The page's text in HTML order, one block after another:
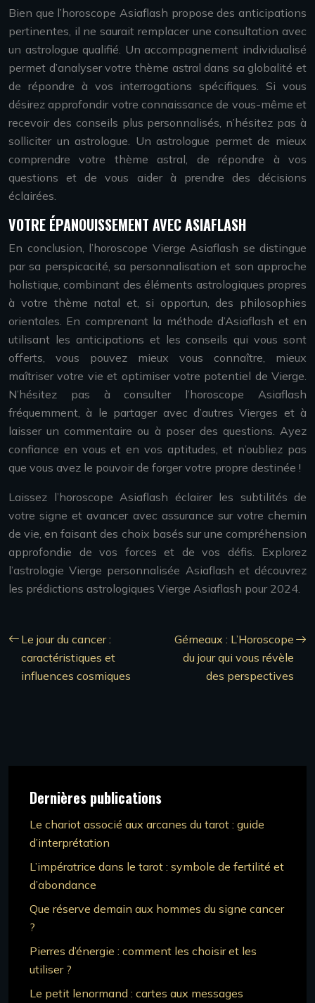
Bien que l’horoscope Asiaflash propose des anticipations
pertinentes, il ne saurait remplacer une consultation avec
un astrologue qualifié. Un accompagnement individualisé
permet d’analyser votre thème astral dans sa globalité et
de répondre à vos interrogations spécifiques. Si vous
désirez approfondir votre connaissance de vous-même et
recevoir des conseils plus personnalisés, n’hésitez pas à
solliciter un astrologue. Un astrologue permet de mieux
comprendre votre thème astral, de répondre à vos
questions et de vous aider à prendre des décisions
éclairées.
VOTRE ÉPANOUISSEMENT AVEC ASIAFLASH
En conclusion, l’horoscope Vierge Asiaflash se distingue
par sa perspicacité, sa personnalisation et son approche
holistique, combinant des éléments astrologiques propres
à votre thème natal et, si opportun, des philosophies
orientales. En comprenant la méthode d’Asiaflash et en
utilisant les anticipations et les conseils qui vous sont
offerts, vous pouvez mieux vous connaître, mieux
maîtriser votre vie et optimiser votre potentiel de Vierge.
N’hésitez pas à consulter l’horoscope Asiaflash
fréquemment, à le partager avec d’autres Vierges et à
laisser un commentaire ou à poser des questions. Ayez
confiance en vous et en vos aptitudes, et n’oubliez pas
que vous avez le pouvoir de forger votre propre destinée !
Laissez l’horoscope Asiaflash éclairer les subtilités de
votre signe et avancer avec assurance sur votre chemin
de vie, en faisant des choix basés sur une compréhension
approfondie de vos forces et de vos défis. Explorez
l’astrologie Vierge personnalisée Asiaflash et découvrez
les prédictions astrologiques Vierge Asiaflash pour 2024.
Le jour du cancer :
caractéristiques et
influences cosmiques
Gémeaux : L’Horoscope
du jour qui vous révèle
des perspectives
Dernières publications
Le chariot associé aux arcanes du tarot : guide
d’interprétation
L’impératrice dans le tarot : symbole de fertilité et
d’abondance
Que réserve demain aux hommes du signe cancer
?
Pierres d’énergie : comment les choisir et les
utiliser ?
Le petit lenormand : cartes aux messages